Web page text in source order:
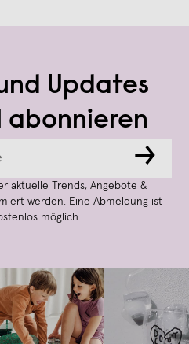
Updates
abonnieren
→
aktuelle Trends, Angebote &
werden. Eine Abmeldung ist
möglich.